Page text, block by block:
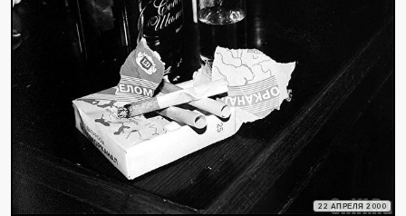
22 АПРЕЛЯ 2000